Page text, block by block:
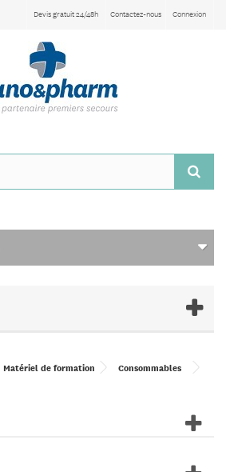
Connexion
Contactez-nous
Devis gratuit 24/48h
Matériel de formation
Consommables